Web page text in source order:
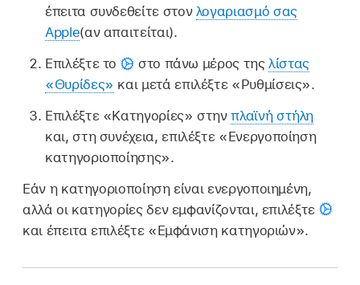
έπειτα συνδεθείτε στον λογαριασμό σας
Apple(αν απαιτείται).
Επιλέξτε το
στο πάνω μέρος τηςλίστας
«Θυρίδες» και μετά επιλέξτε «Ρυθμίσεις».
Επιλέξτε «Κατηγορίες» στηνπλαϊνή στήλη
και, στη συνέχεια, επιλέξτε «Ενεργοποίηση
κατηγοριοποίησης».
Εάν η κατηγοριοποίηση είναι ενεργοποιημένη,
αλλά οι κατηγορίες δεν εμφανίζονται, επιλέξτε
και έπειτα επιλέξτε «Εμφάνιση κατηγοριών».